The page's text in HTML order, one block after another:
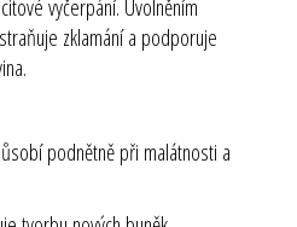
vyčerpání. Uvolněním
zklamání a podporuje
podnětně při malátnosti a